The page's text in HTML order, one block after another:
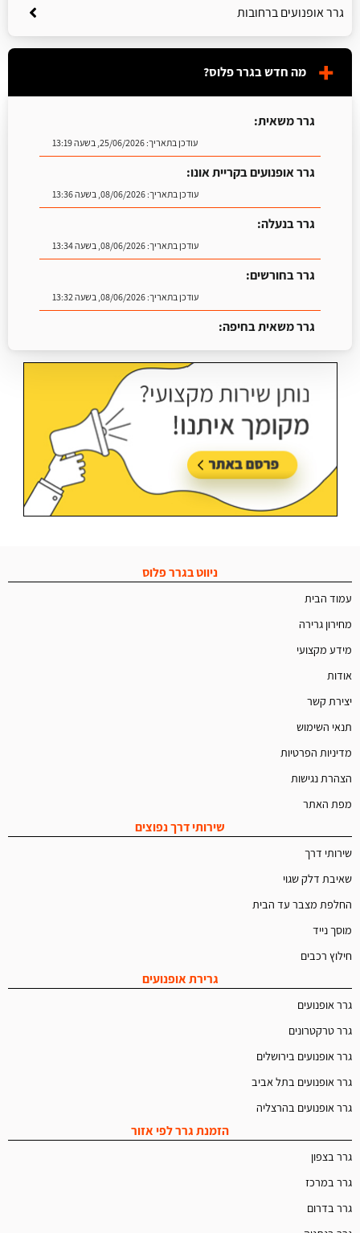
גרר אופנועים ברחובות
מה חדש בגרר פלוס?
גרר משאית:
עודכן בתאריך:25/06/2026, בשעה 13:19
גרר אופנועים בקריית אונו:
עודכן בתאריך:08/06/2026, בשעה 13:36
גרר בנעלה:
עודכן בתאריך:08/06/2026, בשעה 13:34
גרר בחורשים:
עודכן בתאריך:08/06/2026, בשעה 13:32
גרר משאית בחיפה:
עודכן בתאריך:25/06/2026, בשעה 13:25
ניווט בגרר פלוס
עמוד הבית
מחירון גרירה
מידע מקצועי
אודות
יצירת קשר
תנאי השימוש
מדיניות הפרטיות
הצהרת נגישות
מפת האתר
שירותי דרך נפוצים
שירותי דרך
שאיבת דלק שגוי
החלפת מצבר עד הבית
מוסך נייד
חילוץ רכבים
גרירת אופנועים
גרר אופנועים
גרר טרקטרונים
גרר אופנועים בירושלים
גרר אופנועים בתל אביב
גרר אופנועים בהרצליה
הזמנת גרר לפי אזור
גרר בצפון
גרר במרכז
גרר בדרום